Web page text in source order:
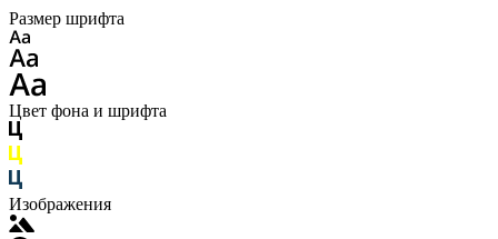
Размер шрифта
Цвет фона и шрифта
Изображения